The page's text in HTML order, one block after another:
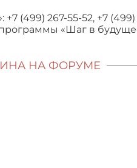
(499) 267-55-52, +7
«Шаг в
НА ФОРУМЕ